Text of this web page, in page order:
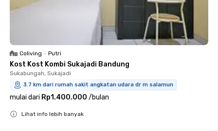
Coliving • Putri
Kost Kost Kombi Sukajadi Bandung
Sukabungah, Sukajadi
3.7 km dari rumah sakit angkatan udara dr m salamun
mulai dari Rp1.400.000 /bulan
Lihat info lebih banyak